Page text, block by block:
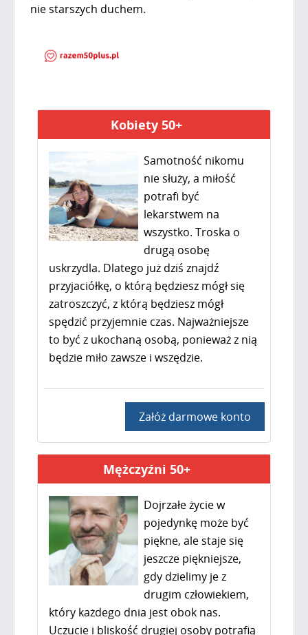
nie starszych duchem.
Kobiety 50+
Samotność nikomu
nie służy, a miłość
potrafi być
lekarstwem na
wszystko. Troska o
drugą osobę
uskrzydla. Dlatego już dziś znajdź
przyjaciółkę, o którą będziesz mógł się
zatroszczyć, z którą będziesz mógł
spędzić przyjemnie czas. Najważniejsze
to być z ukochaną osobą, ponieważ z nią
będzie miło zawsze i wszędzie.
Załóż darmowe konto
Mężczyźni 50+
Dojrzałe życie w
pojedynkę może być
piękne, ale staje się
jeszcze piękniejsze,
gdy dzielimy je z
drugim człowiekiem,
który każdego dnia jest obok nas.
Uczucie i bliskość drugiej osoby potrafią